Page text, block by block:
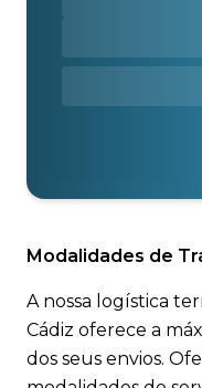
Modalidades de
A nossa logística
Cádiz oferece a
dos seus envios.